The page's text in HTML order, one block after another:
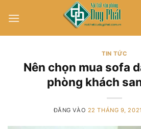
qua
TIN TỨC
Nên chọn mua sofa
phòng khách
ĐĂNG VÀO 22 THÁNG 9, 2021